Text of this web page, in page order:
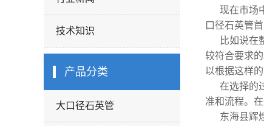
技术知识
产品分类
大口径石英管
现在市场
口径石英管
比如说在
较符合要求
以根据这样
在选择的
准和流程。
东海县辉